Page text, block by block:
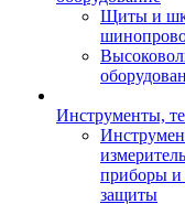
Щиты и
Инструменты,
приборы и
защиты